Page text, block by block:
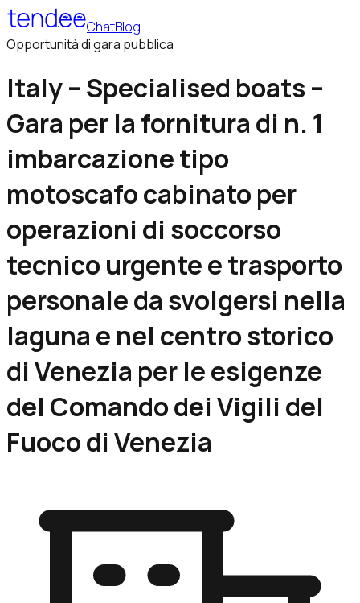
ChatBlog
Opportunità di gara pubblica
Italy – Specialised boats –
Gara per la fornitura di n. 1
imbarcazione tipo
motoscafo cabinato per
operazioni di soccorso
tecnico urgente e trasporto
personale da svolgersi nella
laguna e nel centro storico
di Venezia per le esigenze
del Comando dei Vigili del
Fuoco di Venezia